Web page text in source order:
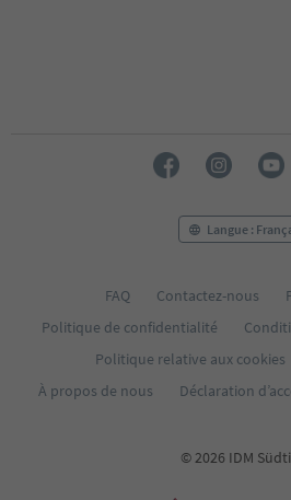
Langue :
FAQ Contactez-nous
Politique de confidentialité
Politique relative aux cookies
À propos de nous
Déclaration
© 2026 IDM